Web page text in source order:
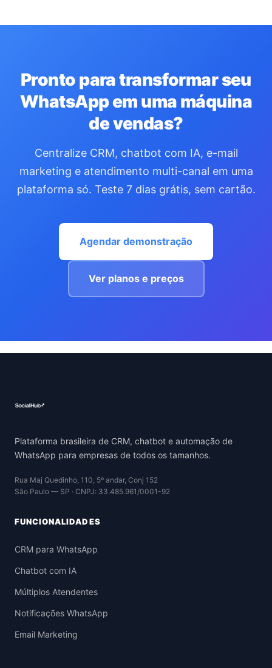
Pronto para transformar seu
WhatsApp em uma máquina
de vendas?
Centralize CRM, chatbot com IA, e-mail
marketing e atendimento multi-canal em uma
plataforma só. Teste 7 dias grátis, sem cartão.
Agendar demonstração
Ver planos e preços
Plataforma brasileira de CRM, chatbot e automação de
WhatsApp para empresas de todos os tamanhos.
Rua Maj Quedinho, 110, 5º andar, Conj 152
São Paulo — SP · CNPJ: 33.485.961/0001-92
FUNCIONALIDADES
CRM para WhatsApp
Chatbot com IA
Múltiplos Atendentes
Notificações WhatsApp
Email Marketing